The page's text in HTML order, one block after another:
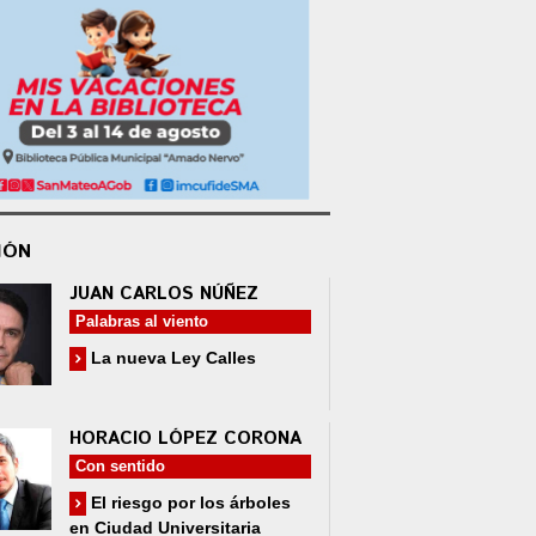
JUAN CARLOS NÚÑEZ
Palabras al viento
La nueva Ley Calles
HORACIO LÓPEZ CORONA
Con sentido
El riesgo por los árboles
en Ciudad Universitaria